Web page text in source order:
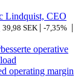
Lindquist, CEO
39,98 SEK | -7,35% |
operative
operating margin